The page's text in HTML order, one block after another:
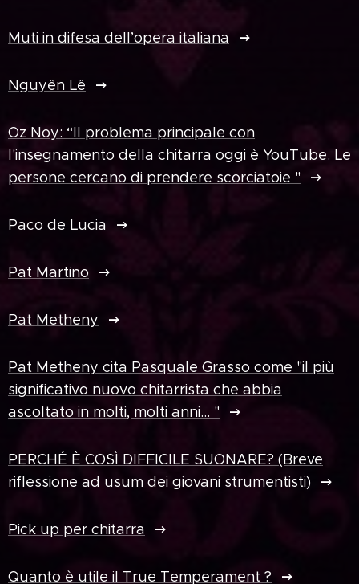
Muti in difesa dell’opera italiana
Nguyên Lê
Oz Noy: “Il problema principale con
l'insegnamento della chitarra oggi è YouTube. Le
persone cercano di prendere scorciatoie "
Paco de Lucia
Pat Martino
Pat Metheny
Pat Metheny cita Pasquale Grasso come "il più
significativo nuovo chitarrista che abbia
ascoltato in molti, molti anni... "
PERCHÉ È COSÌ DIFFICILE SUONARE? (Breve
riflessione ad usum dei giovani strumentisti)
Pick up per chitarra
Quanto è utile il True Temperament ?